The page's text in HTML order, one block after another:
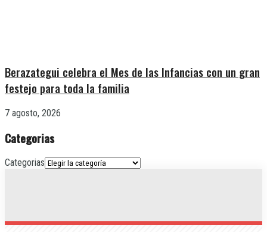
Berazategui celebra el Mes de las Infancias con un gran
festejo para toda la familia
7 agosto, 2026
Categorias
Categorias